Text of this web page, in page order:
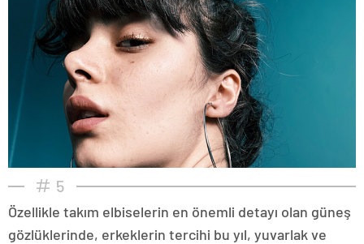
5
Özellikle takım elbiselerin en önemli detayı olan güneş
gözlüklerinde, erkeklerin tercihi bu yıl, yuvarlak ve